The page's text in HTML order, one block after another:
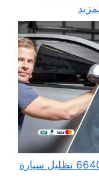
تظليل سيارات متنقل الكويت 66400552 تظليل سيارة